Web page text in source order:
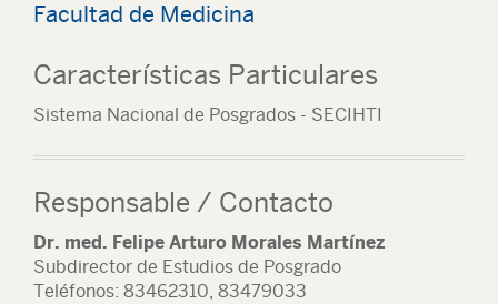
Facultad de Medicina
Características Particulares
Sistema Nacional de Posgrados - SECIHTI
Responsable / Contacto
Dr. med. Felipe Arturo Morales Martínez
Subdirector de Estudios de Posgrado
Teléfonos: 83462310, 83479033